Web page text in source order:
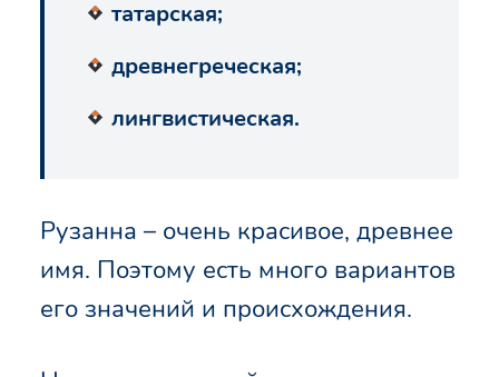
татарская;
древнегреческая;
лингвистическая.
Рузанна – очень красивое, древнее
имя. Поэтому есть много вариантов
его значений и происхождения.